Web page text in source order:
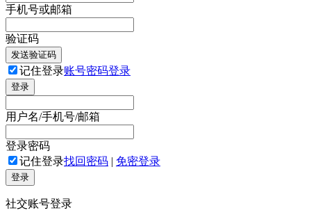
手机号或邮箱
验证码
发送验证码
记住登录账号密码登录
登录
用户名/手机号/邮箱
登录密码
记住登录找回密码 | 免密登录
登录
社交账号登录